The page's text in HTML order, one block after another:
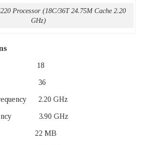
Processor (18C/36T 24.75M Cache 2.20
GHz)
18
36
2.20 GHz
3.90 GHz
MB